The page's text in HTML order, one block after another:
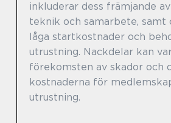
inkluderar dess främjande
teknik och samarbete, samt
låga startkostnader och
utrustning. Nackdelar kan
förekomsten av skador och
kostnaderna för
utrustning.